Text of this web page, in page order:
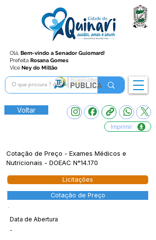
Olá, Bem-vindo a Senador Guiomard!
Prefeita Rosana Gomes
Vice Ney do Miltão
Voltar
Imprimir
Cotação de Preço - Exames Médicos e
Nutricionais - DOEAC N°14.170
Licitações
Cotação de Preço
Data de Abertura
-